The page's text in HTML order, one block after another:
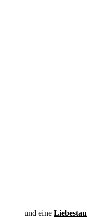
und eine